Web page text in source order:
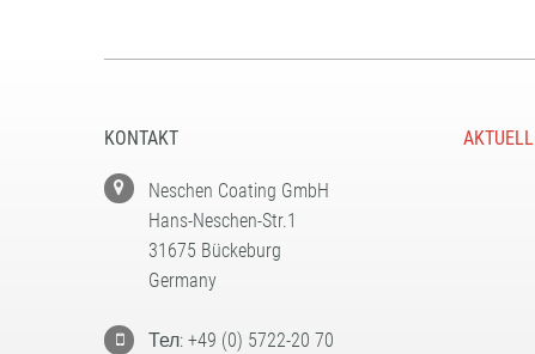
KONTAKT
Neschen Coating GmbH
Hans-Neschen-Str.1
31675 Bückeburg
Germany
Тел: +49 (0) 5722-20 70
AKTUELL